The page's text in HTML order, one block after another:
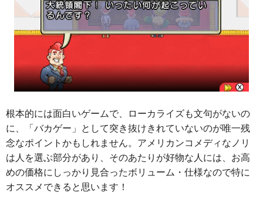
根本的には面白いゲームで、ローカライズも文句がないの
に、「バカゲー」として突き抜けきれていないのが唯一残
念なポイントかもしれません。アメリカンコメディなノリ
は人を選ぶ部分があり、そのあたりが好物な人には、お高
めの価格にしっかり見合ったボリューム・仕様なので特に
オススメできると思います！